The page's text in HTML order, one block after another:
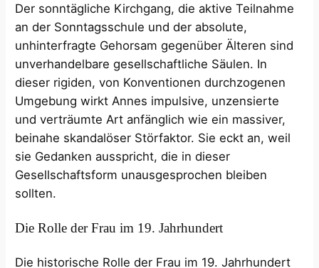
Der sonntägliche Kirchgang, die aktive Teilnahme
an der Sonntagsschule und der absolute,
unhinterfragte Gehorsam gegenüber Älteren sind
unverhandelbare gesellschaftliche Säulen. In
dieser rigiden, von Konventionen durchzogenen
Umgebung wirkt Annes impulsive, unzensierte
und verträumte Art anfänglich wie ein massiver,
beinahe skandalöser Störfaktor. Sie eckt an, weil
sie Gedanken ausspricht, die in dieser
Gesellschaftsform unausgesprochen bleiben
sollten.
Die Rolle der Frau im 19. Jahrhundert
Die historische Rolle der Frau im 19. Jahrhundert